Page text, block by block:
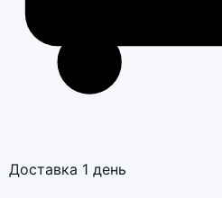
Доставка 1 день